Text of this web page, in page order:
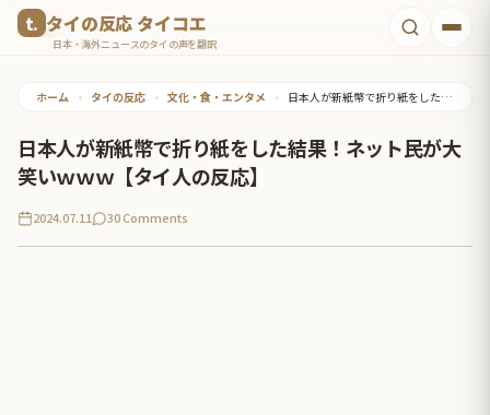
タイの反応 タイコエ
日本・海外ニュースのタイの声を翻訳
ホーム • タイの反応 • 文化・食・エンタメ • 日本人が新紙幣で折り紙をした結果！ネット民が大笑いｗｗｗ【タイ人の反応】
日本人が新紙幣で折り紙をした結果！ネット民が大
笑いｗｗｗ【タイ人の反応】
2024.07.11 30 Comments